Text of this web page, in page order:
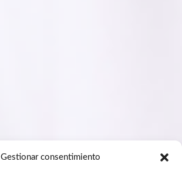
Gestionar consentimiento